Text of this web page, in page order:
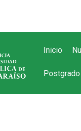
Inicio